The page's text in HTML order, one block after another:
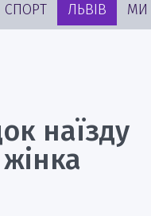
СПОРТ ЛЬВІВ МИ
наїзду